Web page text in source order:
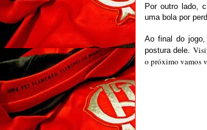
Por outro lado,
uma bola por
Ao final do
postura dele.
o próximo vamos